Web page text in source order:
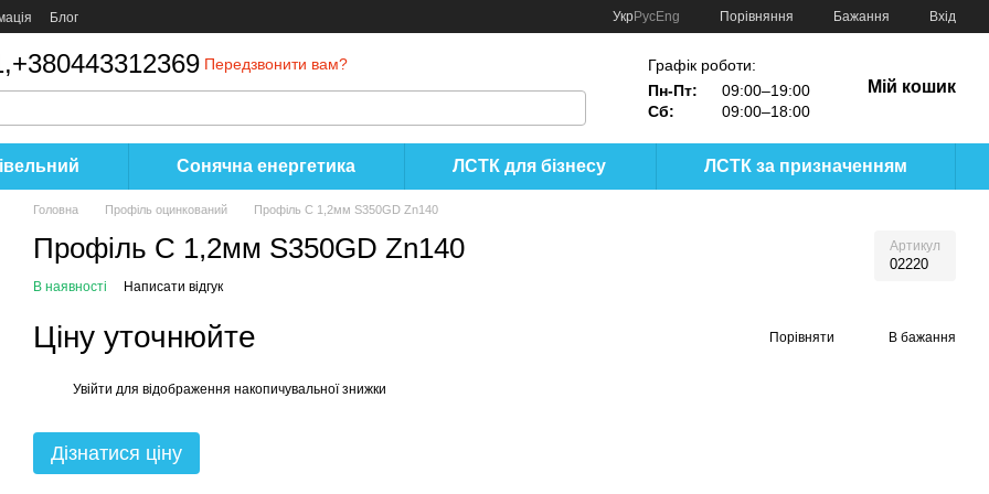
Блог УкрРусEng Порівняння Бажання Вхід
+380443312369 Передзвонити вам?
Графік роботи:
Пн-Пт:
09:00–19:00
Сб:
09:00–18:00
Мій кошик
Сонячна енергетика ЛСТК для бізнесу ЛСТК за призначенням
Головна Профіль оцинкований Профіль C 1,2мм S350GD Zn140
Профіль C 1,2мм S350GD Zn140 Артикул
02220
В наявності Написати відгук
Ціну уточнюйте Порівняти В бажання
Увійти для відображення накопичувальної знижки
Дізнатися ціну